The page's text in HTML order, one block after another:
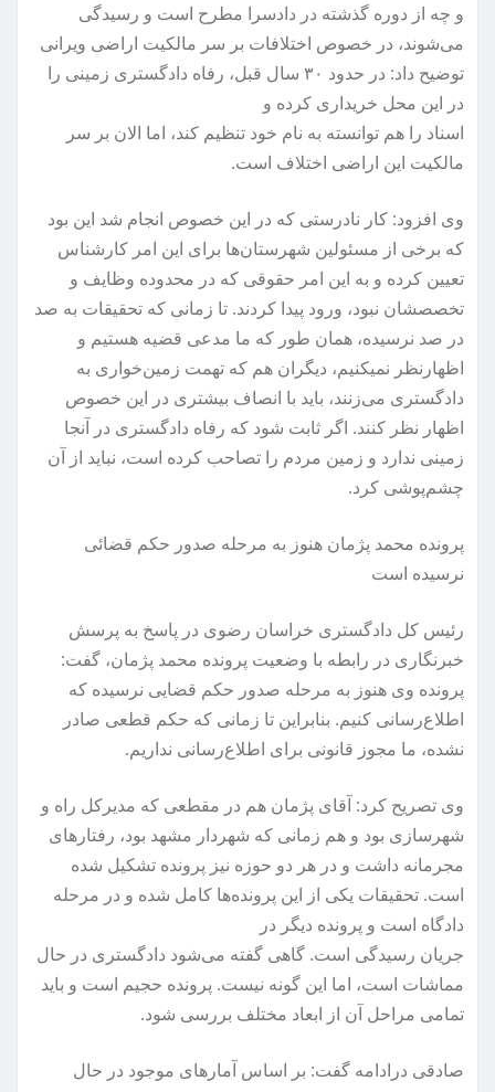
و چه از دوره گذشته در دادسرا مطرح است و رسیدگی
می‌شوند، در خصوص اختلافات بر سر مالکیت اراضی ویرانی
توضیح داد: در حدود ۳۰ سال قبل، رفاه دادگستری زمینی را
در این محل خریداری کرده و
اسناد را هم توانسته به نام خود تنظیم کند، اما الان بر سر
مالکیت این اراضی اختلاف است.
وی افزود: کار نادرستی که در این خصوص انجام شد این بود
که برخی از مسئولین شهرستان‌ها برای این امر کارشناس
تعیین کرده و به این امر حقوقی که در محدوده وظایف و
تخصصشان نبود، ورود پیدا کردند. تا زمانی که تحقیقات به صد
در صد نرسیده، همان طور که ما مدعی قضیه هستیم و
اظهارنظر نمیکنیم، دیگران هم که تهمت زمین‌خواری به
دادگستری می‌زنند، باید با انصاف بیشتری در این خصوص
اظهار نظر کنند. اگر ثابت شود که رفاه دادگستری در آنجا
زمینی ندارد و زمین مردم را تصاحب کرده است، نباید از آن
چشم‌پوشی کرد.
پرونده محمد پژمان هنوز به مرحله صدور حکم قضائی
نرسیده است
رئیس کل دادگستری خراسان رضوی در پاسخ به پرسش
خبرنگاری در رابطه با وضعیت پرونده محمد پژمان، گفت:
پرونده وی هنوز به مرحله صدور حکم قضایی نرسیده که
اطلاع‌رسانی کنیم. بنابراین تا زمانی که حکم قطعی صادر
نشده، ما مجوز قانونی برای اطلاع‌رسانی نداریم.
وی تصریح کرد: آقای پژمان هم در مقطعی که مدیرکل راه و
شهرسازی بود و هم زمانی که شهردار مشهد بود، رفتارهای
مجرمانه داشت و در هر دو حوزه نیز پرونده تشکیل شده
است. تحقیقات یکی از این پرونده‌ها کامل شده و در مرحله
دادگاه است و پرونده دیگر در
جریان رسیدگی است. گاهی گفته می‌شود دادگستری در حال
مماشات است، اما این گونه نیست. پرونده حجیم است و باید
تمامی مراحل آن از ابعاد مختلف بررسی شود.
صادقی درادامه گفت: بر اساس آمارهای موجود در حال